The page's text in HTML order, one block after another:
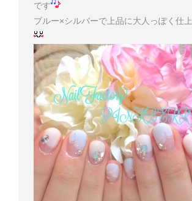
です
ブルー×シルバーで上品に大人っぽく仕